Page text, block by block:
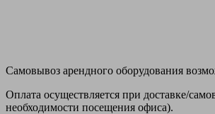
Самовывоз арендного оборудования
Оплата осуществляется при доставке/
необходимости посещения офиса).